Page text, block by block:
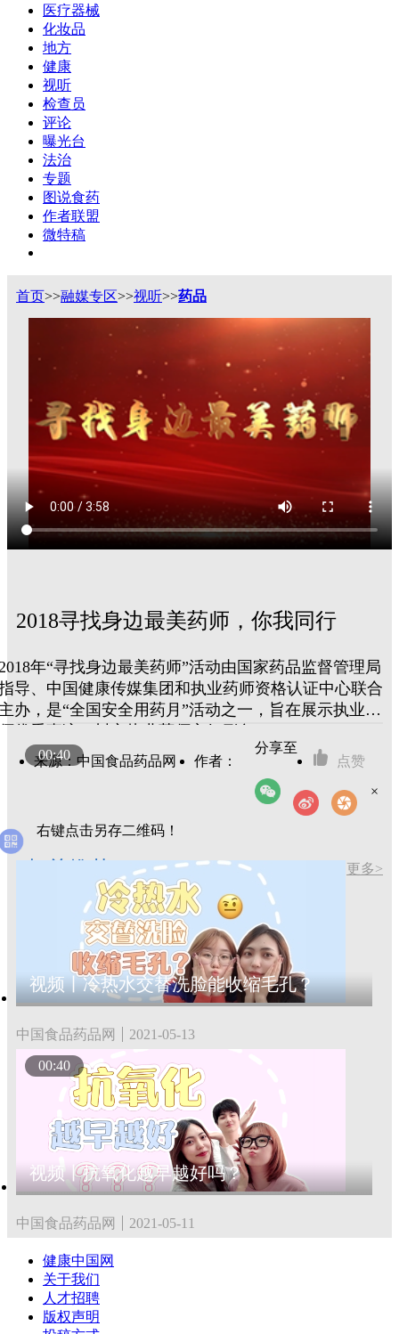
医疗器械
化妆品
地方
健康
视听
检查员
评论
曝光台
法治
专题
图说食药
作者联盟
微特稿
首页>>融媒专区>>视听>>药品
2018寻找身边最美药师，你我同行
年“寻找身边最美药师”活动由国家药品监督管理局
导、中国健康传媒集团和执业药师资格认证中心联合
办，是“全国安全用药月”活动之一，旨在展示执业药
来源：中国食品药品网 作者： 点赞
分享至
×
右键点击另存二维码！
更多>
00:40
视频丨冷热水交替洗脸能收缩毛孔？
中国食品药品网 2021-05-13
00:40
视频丨抗氧化越早越好吗？
中国食品药品网 2021-05-11
健康中国网
关于我们
人才招聘
版权声明